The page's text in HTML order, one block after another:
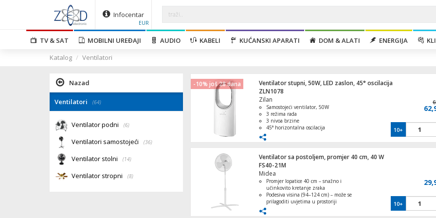
Infocentar
EUR
TV & SAT MOBILNI UREĐAJI AUDIO KABELI KUĆANSKI APARATI DOM & ALATI ENERGIJA
Katalog
Ventilatori
Nazad
Ventilatori (64)
Ventilator podni (6)
Ventilatori samostojeći (36)
Ventilator stolni (14)
Ventilator stropni (8)
-10% još 28 dana
Ventilator stupni, 50W, LED zaslon, 45° oscilacija
ZLN1078
Zilan
Samostojeći ventilator, 50W
3 režima rada
3 nivoa brzine
45° horizontalna oscilacija
10+
Ventilator sa postoljem, promjer 40 cm, 40 W
FS40-21M
Midea
Promjer lopatice 40 cm – snažno i
učinkovito kretanje zraka
Podesiva visina (94–124 cm) – može se
prilagoditi uvjetima u prostoriji
ili intenzivno puhanje
10+
Ventilator stupni, 40W, LED zaslon, 80°
oscilacija